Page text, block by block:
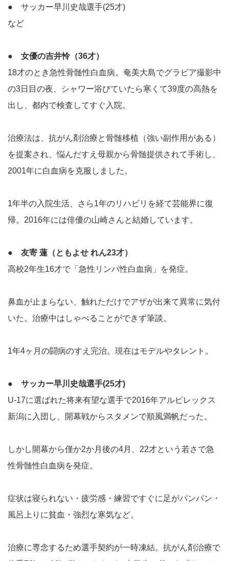
● サッカー早川史哉選手(25才)
など
● 女優の吉井怜（36才）
18才のとき急性骨髄性白血病。奄美大島でグラビア撮影中
の3日目の夜、シャワー浴びていたら寒くて39度の高熱を
出し、都内で検査してすぐ入院。
治療法は、抗がん剤治療と骨髄移植（強い副作用がある）
を提案され、悩んだすえ母親から骨髄提供されて手術し、
2001年に白血病を克服しました。
1年半の入院生活、さら1年のリハビリを経て芸能界に復
帰。2016年には俳優の山崎さんと結婚しています。
● 友寄 蓮（ともよせ れん23才）
高校2年生16才で「急性リンパ性白血病」を発症。
鼻血が止まらない、触れただけでアザが出来て異常に気付
いた。治療中はしゃべることができず筆談。
1年4ヶ月の闘病のすえ完治。現在はモデルやタレント。
● サッカー早川史哉選手(25才)
U-17に選ばれた将来有望な選手で2016年アルビレックス
新潟に入団し、開幕戦からスタメンで順風満帆だった。
しかし開幕から僅か2か月後の4月、22才という若さで急
性骨髄性白血病を発症。
症状は寝られない・疲労感・練習ですぐに足がパンパン・
風呂上りに貧血・強烈な寒気など。
治療に専念するため選手契約が一時凍結。抗がん剤治療で